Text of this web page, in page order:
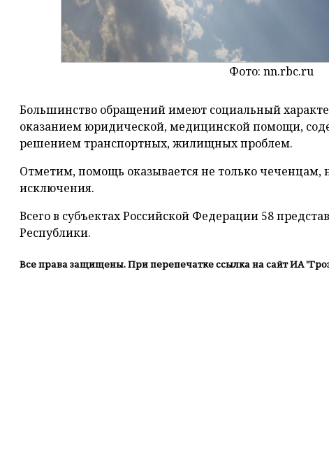
Фото: nn.rbc.ru
Большинство обращений имеют социальный
оказанием юридической, медицинской помощи,
решением транспортных, жилищных проблем.
Отметим, помощь оказывается не только чеченцам,
исключения.
Всего в субъектах Российской Федерации 58
Республики.
Все права защищены. При перепечатке ссылка на сайт ИА